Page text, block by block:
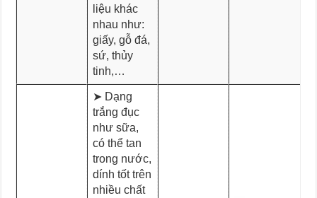
liệu khác
nhau như:
giấy, gỗ đá,
sứ, thủy
tinh,…
➤ Dạng
trắng đục
như sữa,
có thể tan
trong nước,
dính tốt trên
nhiều chất